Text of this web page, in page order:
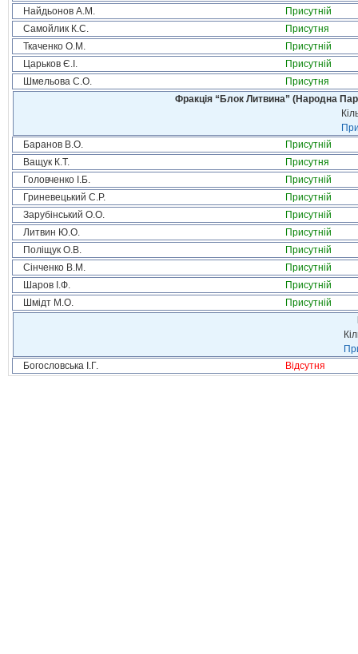
Найдьонов А.М.
Присутній
Самойлик К.С.
Присутня
Ткаченко О.М.
Присутній
Царьков Є.І.
Присутній
Шмельова С.О.
Присутня
Фракція “Блок Литвина” (Народна
Баранов В.О.
Присутній
Ващук К.Т.
Присутня
Головченко І.Б.
Присутній
Гриневецький С.Р.
Присутній
Зарубінський О.О.
Присутній
Литвин Ю.О.
Присутній
Поліщук О.В.
Присутній
Сінченко В.М.
Присутній
Шаров І.Ф.
Присутній
Шмідт М.О.
Присутній
Богословська І.Г.
Відсутня